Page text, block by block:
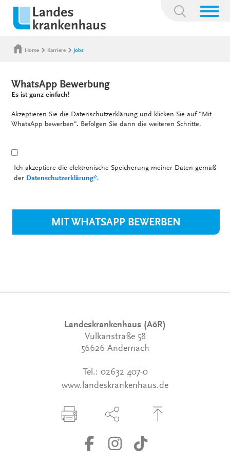
Suchbegriff:
Home Karriere Jobs
WhatsApp Bewerbung
Es ist ganz einfach!
Akzeptieren Sie die Datenschutzerklärung und klicken Sie auf "Mit
WhatsApp bewerben". Befolgen Sie dann die weiteren Schritte.
Ich akzeptiere die elektronische Speicherung meiner Daten gemäß
der Datenschutzerklärung*.
MIT WHATSAPP BEWERBEN
Landeskrankenhaus (AöR)
Vulkanstraße 58
56626 Andernach
Tel.: 02632 407-0
www.landeskrankenhaus.de